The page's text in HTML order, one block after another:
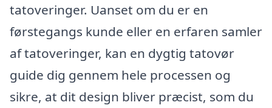
tatoveringer. Uanset om du er en
førstegangs kunde eller en erfaren samler
af tatoveringer, kan en dygtig tatovør
guide dig gennem hele processen og
sikre, at dit design bliver præcist, som du